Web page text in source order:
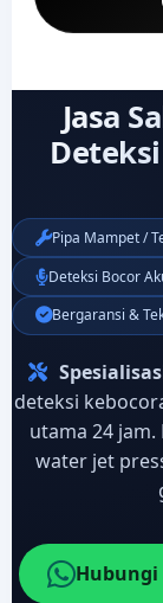
Jasa
Pipa Mampet /
Deteksi Bocor
Bergaransi &
deteksi
utama 24
water jet
Hubungi